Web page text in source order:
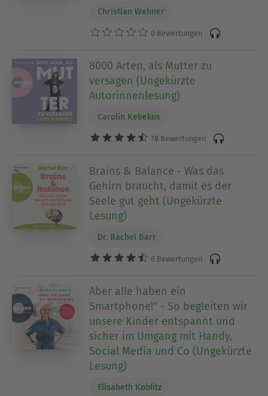
Christian Wehner
0 Bewertungen
8000 Arten, als Mutter zu
versagen (Ungekürzte
Autorinnenlesung)
Carolin Kebekus
78 Bewertungen
Brains & Balance - Was das
Gehirn braucht, damit es der
Seele gut geht (Ungekürzte
Lesung)
Dr. Rachel Barr
8 Bewertungen
Aber alle haben ein
Smartphone!" - So begleiten wir
unsere Kinder entspannt und
sicher im Umgang mit Handy,
Social Media und Co (Ungekürzte
Lesung)
Elisabeth Koblitz